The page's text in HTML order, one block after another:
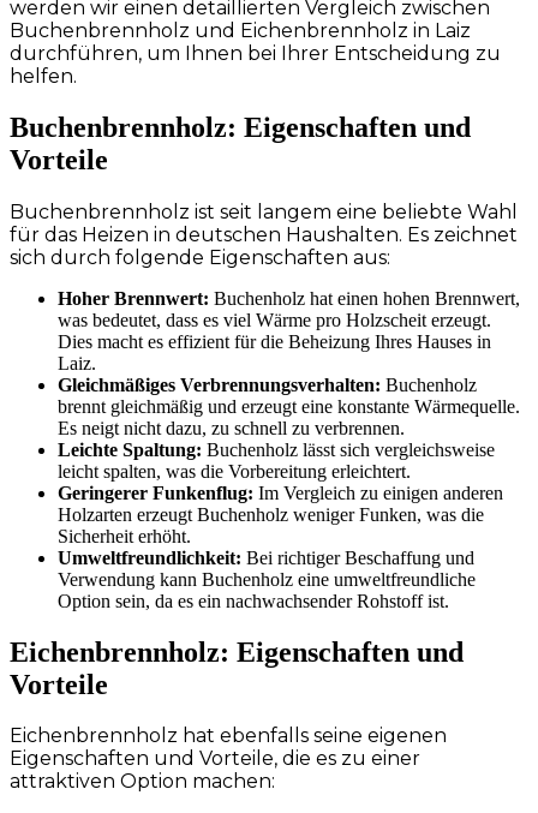
werden wir einen detaillierten Vergleich zwischen
Buchenbrennholz und Eichenbrennholz in Laiz
durchführen, um Ihnen bei Ihrer Entscheidung zu
helfen.
Buchenbrennholz: Eigenschaften und
Vorteile
Buchenbrennholz ist seit langem eine beliebte Wahl
für das Heizen in deutschen Haushalten. Es zeichnet
sich durch folgende Eigenschaften aus:
Hoher Brennwert: Buchenholz hat einen hohen Brennwert,
was bedeutet, dass es viel Wärme pro Holzscheit erzeugt.
Dies macht es effizient für die Beheizung Ihres Hauses in
Laiz.
Gleichmäßiges Verbrennungsverhalten: Buchenholz
brennt gleichmäßig und erzeugt eine konstante Wärmequelle.
Es neigt nicht dazu, zu schnell zu verbrennen.
Leichte Spaltung: Buchenholz lässt sich vergleichsweise
leicht spalten, was die Vorbereitung erleichtert.
Geringerer Funkenflug: Im Vergleich zu einigen anderen
Holzarten erzeugt Buchenholz weniger Funken, was die
Sicherheit erhöht.
Umweltfreundlichkeit: Bei richtiger Beschaffung und
Verwendung kann Buchenholz eine umweltfreundliche
Option sein, da es ein nachwachsender Rohstoff ist.
Eichenbrennholz: Eigenschaften und
Vorteile
Eichenbrennholz hat ebenfalls seine eigenen
Eigenschaften und Vorteile, die es zu einer
attraktiven Option machen: